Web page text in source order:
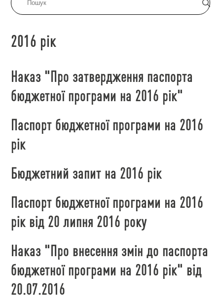
2016 рік
Наказ "Про затвердження паспорта
бюджетної програми на 2016 рік"
Паспорт бюджетної програми на 2016
рік
Бюджетний запит на 2016 рік
Паспорт бюджетної програми на 2016
рік від 20 липня 2016 року
Наказ "Про внесення змін до паспорта
бюджетної програми на 2016 рік" від
20.07.2016